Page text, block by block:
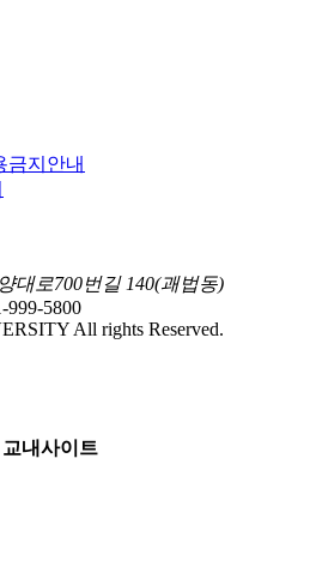
금지안내
대로700번길 140(괘법동)
999-5800
All rights Reserved.
교내사이트